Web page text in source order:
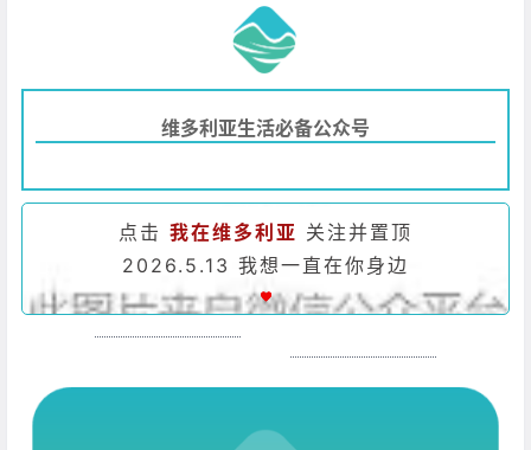
维多利亚生活必备公众号
点击 我在维多利亚 关注并置顶
2026.5.13 我想一直在你身边